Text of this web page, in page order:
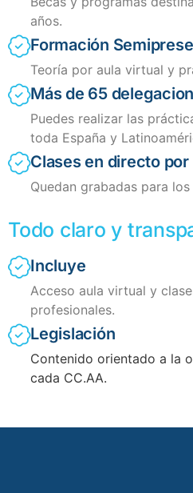
años.
Formación
Teoría por aula virtual y
Más de 65
Puedes realizar las
toda España y
Clases en directo
Quedan grabadas para
Todo claro y
Incluye
Acceso aula virtual y
profesionales.
Legislación
Contenido orientado a la
cada CC.AA.